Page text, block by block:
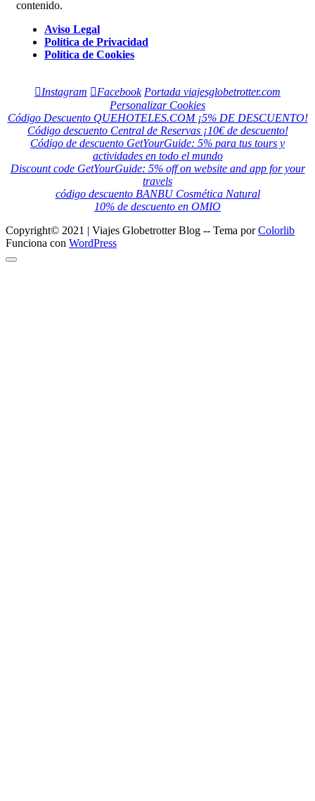
contenido.
Aviso Legal
Política de Privacidad
Política de Cookies
Instagram Facebook Portada viajesglobetrotter.com
Personalizar Cookies
Código Descuento QUEHOTELES.COM ¡5% DE DESCUENTO!
Código descuento Central de Reservas ¡10€ de descuento!
Código de descuento GetYourGuide: 5% para tus tours y
actividades en todo el mundo
Discount code GetYourGuide: 5% off on website and app for your
travels
código descuento BANBU Cosmética Natural
10% de descuento en OMIO
Copyright© 2021 | Viajes Globetrotter Blog -- Tema porColorlib
Funciona con WordPress